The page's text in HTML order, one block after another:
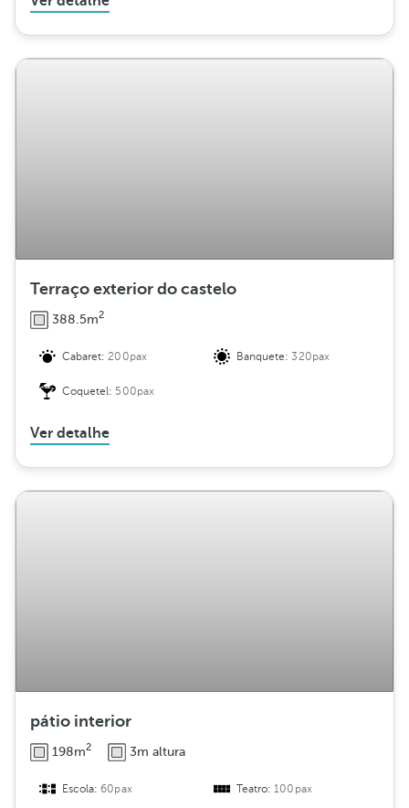
Terraço exterior do castelo
388.5m2
Cabaret:200pax Banquete:320pax
Coquetel: 500pax
Ver detalhe
pátio interior
198m2 3m altura
Escola:60pax Teatro:100pax